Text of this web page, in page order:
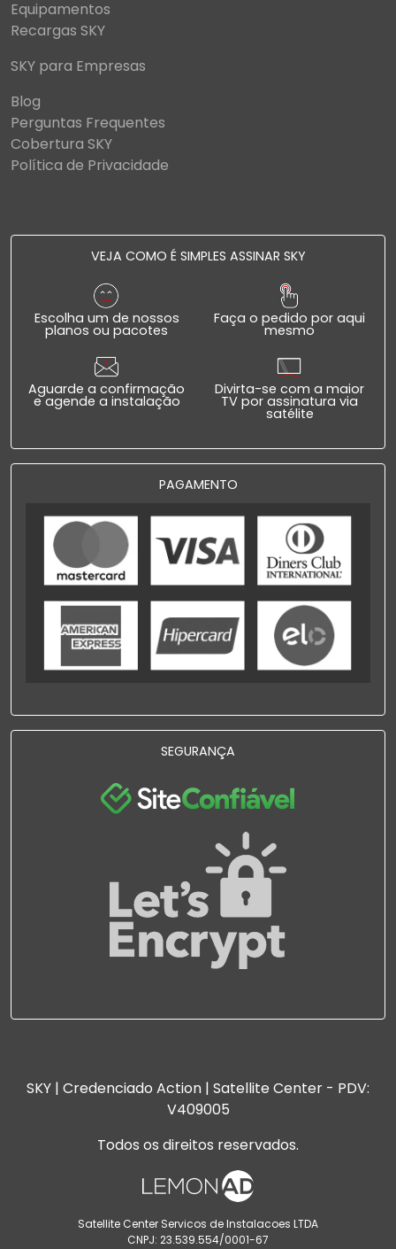
Equipamentos
Recargas SKY
SKY para Empresas
Blog
Perguntas Frequentes
Cobertura SKY
Política de Privacidade
VEJA COMO É SIMPLES ASSINAR SKY
Escolha um de nossos
planos ou pacotes
Faça o pedido por aqui
mesmo
Aguarde a confirmação
e agende a instalação
Divirta-se com a maior
TV por assinatura via
satélite
PAGAMENTO
SEGURANÇA
SKY | Credenciado Action | Satellite Center - PDV:
V409005
Todos os direitos reservados.
Satellite Center Servicos de Instalacoes LTDA
CNPJ: 23.539.554/0001-67